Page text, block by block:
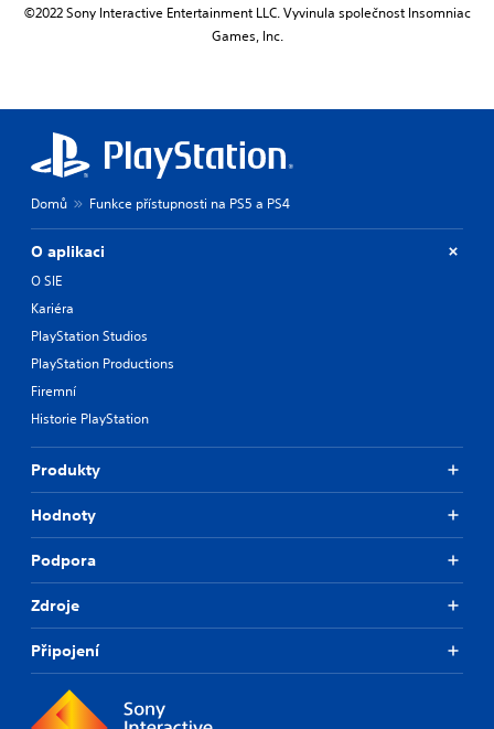
©2022 Sony Interactive Entertainment LLC. Vyvinula společnost Insomniac
Games, Inc.
Domů Funkce přístupnosti na PS5 a PS4
O aplikaci
O SIE
Kariéra
PlayStation Studios
PlayStation Productions
Firemní
Historie PlayStation
Produkty
Hodnoty
Podpora
Zdroje
Připojení